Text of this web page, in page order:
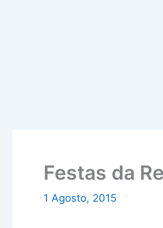
Festas da
1 Agosto, 2015